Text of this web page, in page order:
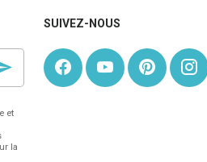
et
la
SUIVEZ-NOUS